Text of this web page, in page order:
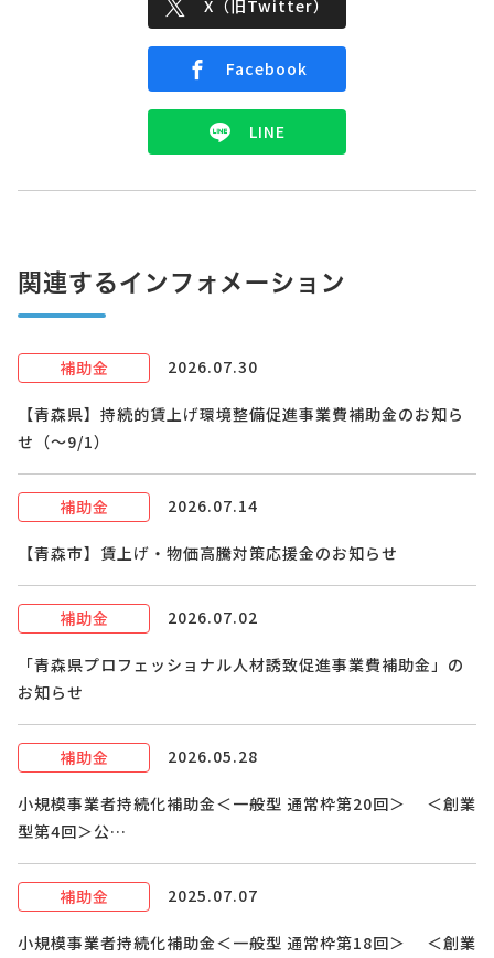
X（旧Twitter）
Facebook
LINE
関連するインフォメーション
補助金 2026.07.30
【青森県】持続的賃上げ環境整備促進事業費補助金のお知ら
せ（～9/1）
補助金 2026.07.14
【青森市】賃上げ・物価高騰対策応援金のお知らせ
補助金 2026.07.02
「青森県プロフェッショナル人材誘致促進事業費補助金」の
お知らせ
補助金 2026.05.28
小規模事業者持続化補助金＜一般型 通常枠第20回＞ ＜創業
型第4回＞公…
補助金 2025.07.07
小規模事業者持続化補助金＜一般型 通常枠第18回＞ ＜創業